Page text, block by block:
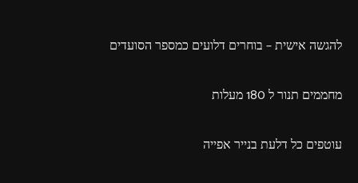
להגשה אישית – בוחרים דלועים כמספר הסועדים
מחממים תנור ל 180 מעלות
עוטפים כל דלעת בנייר אפייה